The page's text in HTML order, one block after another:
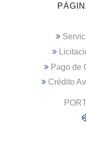
Pago de
Crédito